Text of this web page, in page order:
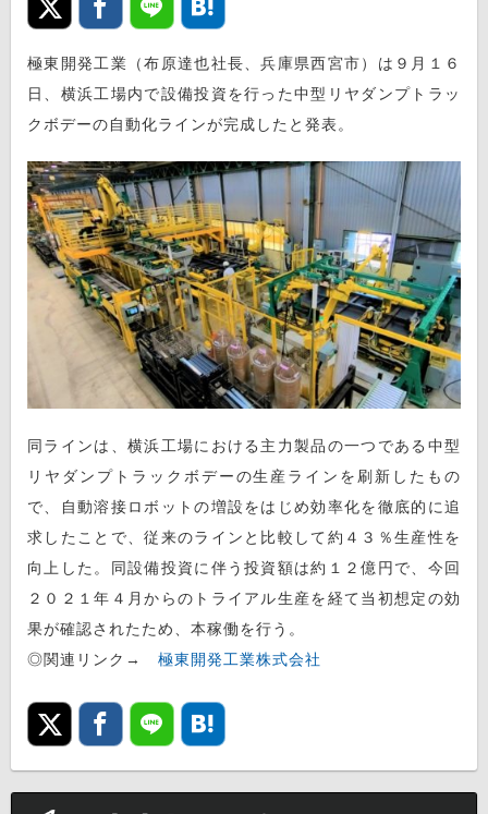
極東開発工業（布原達也社長、兵庫県西宮市）は９月１６
日、横浜工場内で設備投資を行った中型リヤダンプトラッ
クボデーの自動化ラインが完成したと発表。
同ラインは、横浜工場における主力製品の一つである中型
リヤダンプトラックボデーの生産ラインを刷新したもの
で、自動溶接ロボットの増設をはじめ効率化を徹底的に追
求したことで、従来のラインと比較して約４３％生産性を
向上した。同設備投資に伴う投資額は約１２億円で、今回
２０２１年４月からのトライアル生産を経て当初想定の効
果が確認されたため、本稼働を行う。
◎関連リンク→ 極東開発工業株式会社